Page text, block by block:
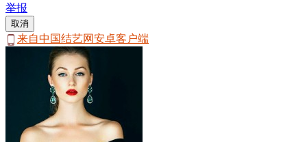
举报
取消
来自中国结艺网安卓客户端